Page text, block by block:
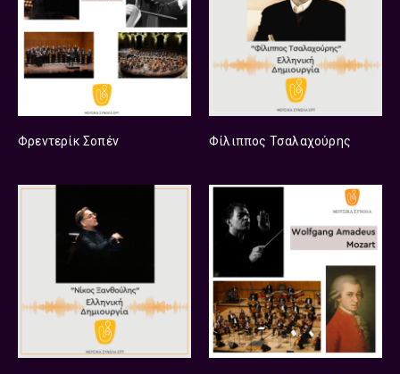
Φρεντερίκ Σοπέν Φίλιππος Τσαλαχούρης